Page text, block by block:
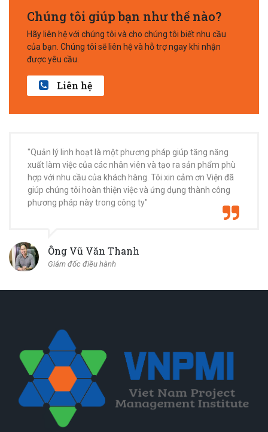
Chúng tôi giúp bạn như thế nào?
Hãy liên hệ với chúng tôi và cho chúng tôi biết nhu cầu
của bạn. Chúng tôi sẽ liên hệ và hỗ trợ ngay khi nhận
được yêu cầu.
Liên hệ
"Quản lý linh hoạt là một phương pháp giúp tăng năng
xuất làm việc của các nhân viên và tạo ra sản phẩm phù
hợp với nhu cầu của khách hàng. Tôi xin cảm ơn Viện đã
giúp chúng tôi hoàn thiện việc và ứng dụng thành công
phương pháp này trong công ty"
Ông Vũ Văn Thanh
Giám đốc điều hành